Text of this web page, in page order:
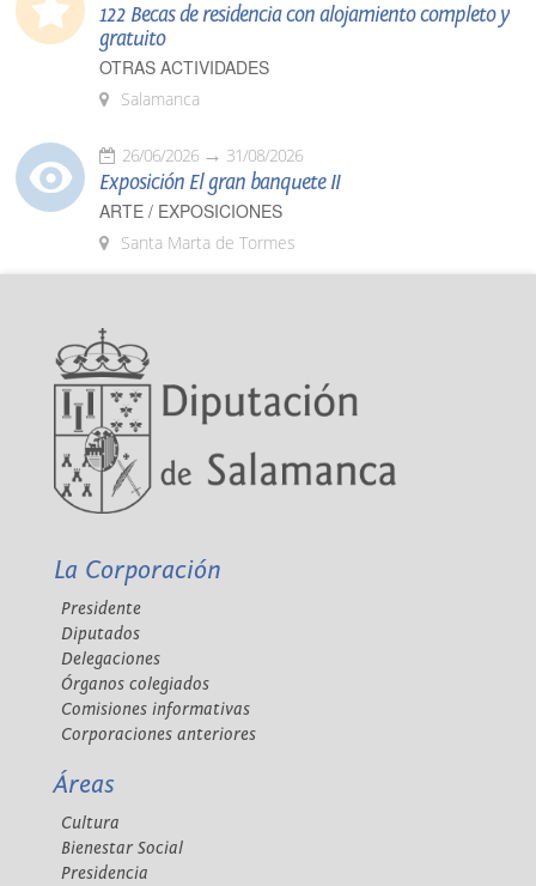
122 Becas de residencia con alojamiento completo y
gratuito
OTRAS ACTIVIDADES
Salamanca
26/06/2026 31/08/2026
Exposición El gran banquete II
ARTE / EXPOSICIONES
Santa Marta de Tormes
La Corporación
Presidente
Diputados
Delegaciones
Órganos colegiados
Comisiones informativas
Corporaciones anteriores
Áreas
Cultura
Bienestar Social
Presidencia